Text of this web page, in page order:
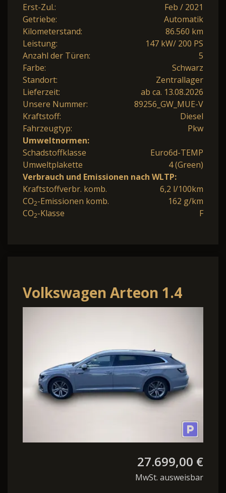
Erst-Zul.:
Feb / 2021
Getriebe:
Automatik
Kilometerstand:
86.560 km
Leistung:
147 kW/ 200 PS
Anzahl der Türen:
5
Farbe:
Schwarz
Standort:
Zentrallager
Lieferzeit:
ab ca. 13.08.2026
Unsere Nummer:
89256_GW_MUE-V
Kraftstoff:
Diesel
Fahrzeugtyp:
Pkw
Umweltnormen:
Schadstoffklasse
Euro6d-TEMP
Umweltplakette
4 (Green)
Verbrauch und Emissionen nach WLTP:
Kraftstoffverbr. komb.
6,2 l/100km
CO2-Emissionen komb.
162 g/km
CO2-Klasse F
Volkswagen Arteon 1.4
TSI e-Hybrid Shooting
27.699,00 €
MwSt. ausweisbar